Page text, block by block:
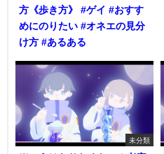
方《歩き方》 #ゲイ #おすす
めにのりたい #オネエの見分
け方 #あるある
未分類